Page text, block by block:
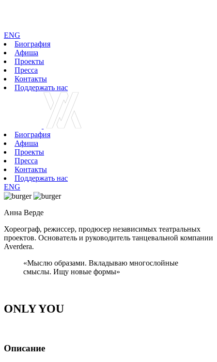
ENG
Биография
Афиша
Проекты
Пресса
Контакты
Поддержать нас
Биография
Афиша
Проекты
Пресса
Контакты
Поддержать нас
ENG
Анна Верде
Хореограф, режиссер, продюсер независимых театральных
проектов. Основатель и руководитель танцевальной компании
Averdera.
«Мыслю образами. Вкладываю многослойные
смыслы. Ищу новые формы»
ONLY YOU
Описание